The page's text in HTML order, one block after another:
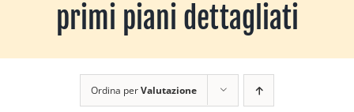
primi piani dettagliati
Ordina perValutazione